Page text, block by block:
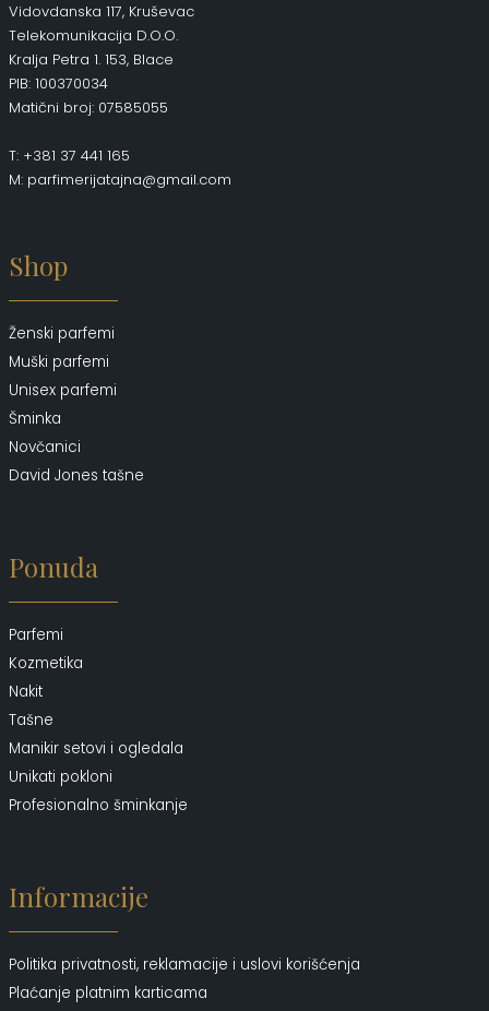
Vidovdanska 117, Kruševac
Telekomunikacija D.O.O.
Kralja Petra 1. 153, Blace
PIB: 100370034
Matični broj: 07585055
T: +381 37 441 165
M: parfimerijatajna@gmail.com
Shop
Ženski parfemi
Muški parfemi
Unisex parfemi
Šminka
Novčanici
David Jones tašne
Ponuda
Parfemi
Kozmetika
Nakit
Tašne
Manikir setovi i ogledala
Unikati pokloni
Profesionalno šminkanje
Informacije
Politika privatnosti, reklamacije i uslovi korišćenja
Plaćanje platnim karticama